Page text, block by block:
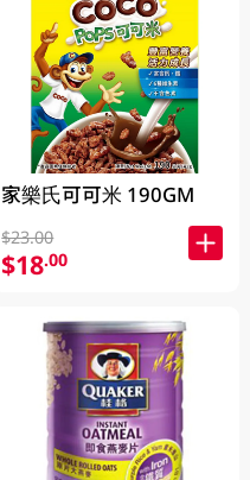
家樂氏可可米 190GM
$23.00
$18.00